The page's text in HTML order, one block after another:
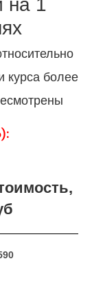
на 1
курса более